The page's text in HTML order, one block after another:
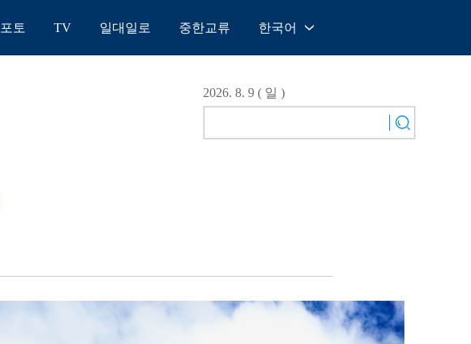
포토 TV 일대일로 중한교류 한국어
English
Español
2026. 8. 9 ( 일 )